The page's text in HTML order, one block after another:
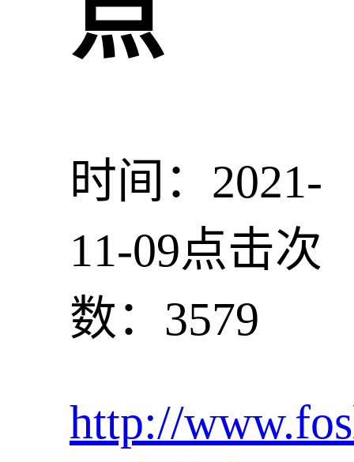
时间：2021-
11-09点击次
数：3579
http://